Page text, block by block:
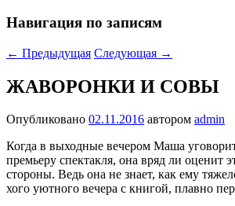
Навигация по записям
← Предыдущая Следующая →
ЖАВОРОНКИ И СОВЫ
Опубликовано 02.11.2016 автором admin
Когда в выход­ные вечером Маша
премьеру спектакля, она вряд ли оце­нит
сто­роны. Ведь она не знает, как ему
хого уютного вечера с кни­гой, плавно